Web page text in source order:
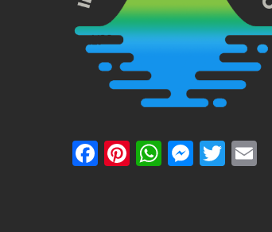
Facebook
Pinterest
WhatsApp